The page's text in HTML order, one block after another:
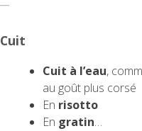
Cuit
Cuit à l’eau,
au goût plus corsé
En risotto
En gratin…